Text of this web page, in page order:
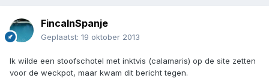
FincaInSpanje
Geplaatst: 19 oktober 2013
Ik wilde een stoofschotel met inktvis (calamaris) op de site zetten
voor de weckpot, maar kwam dit bericht tegen.